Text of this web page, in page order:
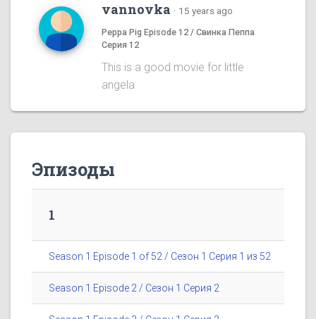
vannovka · 15 years ago
Peppa Pig Episode 12 / Свинка Пеппа
Серия 12
This is a good movie for little
angela
Эпизоды
1
Season 1 Episode 1 of 52 / Сезон 1 Серия 1 из 52
Season 1 Episode 2 / Сезон 1 Серия 2